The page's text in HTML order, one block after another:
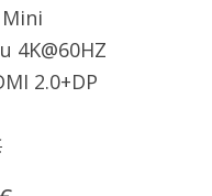
Mini
4K@60HZ
2.0+DP